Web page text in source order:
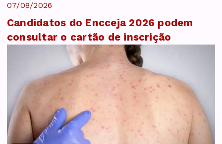
07/08/2026
Candidatos do Encceja 2026 podem
consultar o cartão de inscrição